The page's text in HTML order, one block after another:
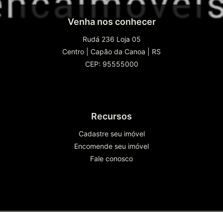
Venha nos conhecer
Rudá 236 Loja 05
Centro
Capão da Canoa
RS
CEP: 95555000
Recursos
Cadastre seu imóvel
Encomende seu imóvel
Fale conosco